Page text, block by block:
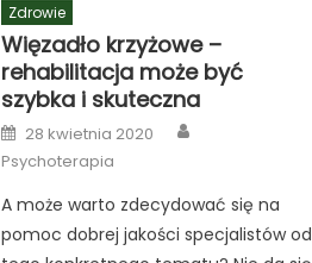
Zdrowie
Więzadło krzyżowe –
rehabilitacja może być
szybka i skuteczna
Posted
on
28 kwietnia 2020
Psychoterapia
A może warto zdecydować się na
pomoc dobrej jakości specjalistów od